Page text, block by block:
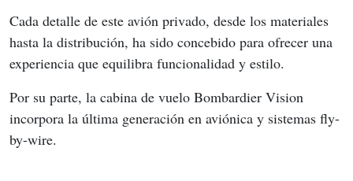
Cada detalle de este avión privado, desde los materiales
hasta la distribución, ha sido concebido para ofrecer una
experiencia que equilibra funcionalidad y estilo.
Por su parte, la cabina de vuelo Bombardier Vision
incorpora la última generación en aviónica y sistemas fly-
by-wire.